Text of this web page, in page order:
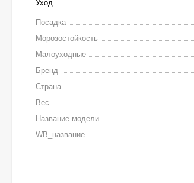
Уход
Посадка
Морозостойкость
Малоуходные
Бренд
Страна
Вес
Название модели
WB_название